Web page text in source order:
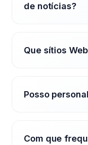
de notícias?
Que sítios
Posso
Com que